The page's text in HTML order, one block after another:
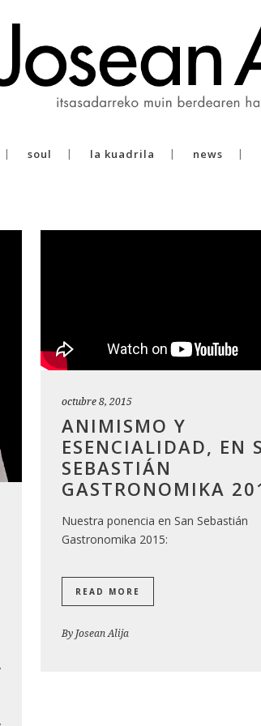
soul la kuadrila news
octubre 8, 2015
ANIMISMO Y
ESENCIALIDAD, EN
SEBASTIÁN
GASTRONOMIKA
Nuestra ponencia en San Sebastián
Gastronomika 2015:
READ MORE
By Josean Alija